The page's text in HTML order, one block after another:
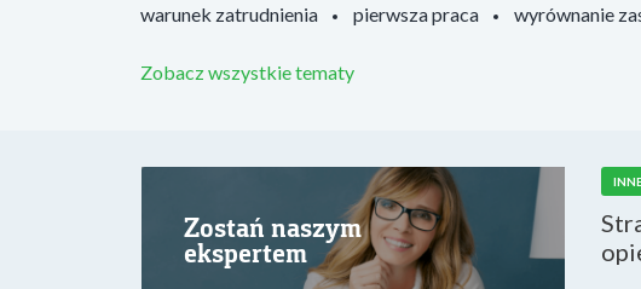
warunek zatrudnienia
pierwsza praca wyrównanie
Zobacz wszystkie tematy
Zostań naszym
ekspertem